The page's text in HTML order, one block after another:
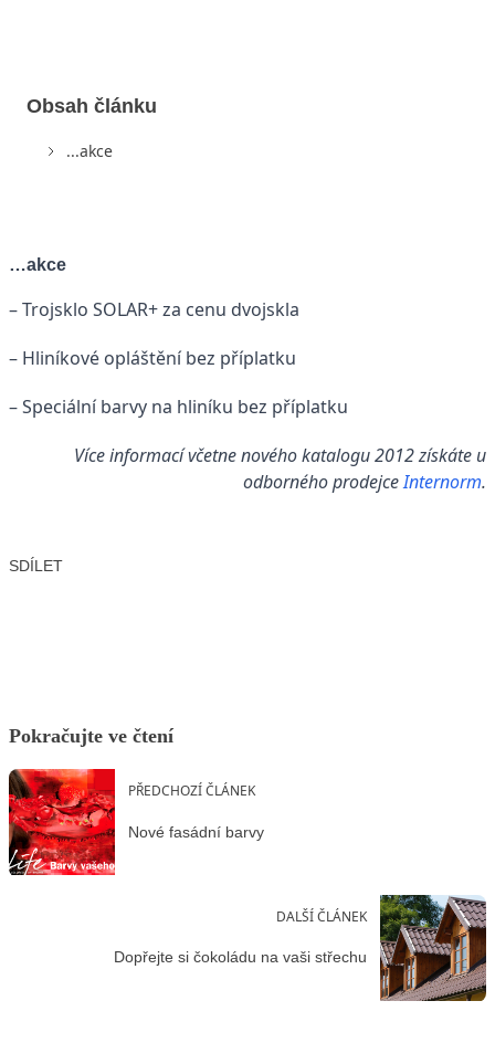
Obsah článku
...akce
…akce
– Trojsklo SOLAR+ za cenu dvojskla
– Hliníkové opláštění bez příplatku
– Speciální barvy na hliníku bez příplatku
Více informací včetne nového katalogu 2012 získáte u
odborného prodejceInternorm.
SDÍLET
Pokračujte ve čtení
PŘEDCHOZÍ ČLÁNEK
Nové fasádní barvy
DALŠÍ ČLÁNEK
Dopřejte si čokoládu na vaši střechu